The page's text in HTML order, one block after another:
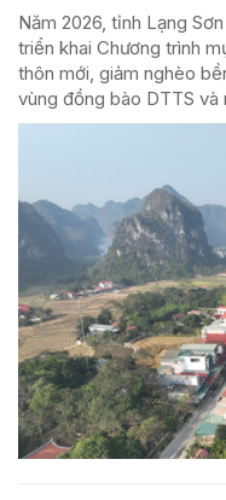
Năm 2026, tỉnh Lạng
triển khai Chương trình
thôn mới, giảm nghèo
vùng đồng bào DTTS và